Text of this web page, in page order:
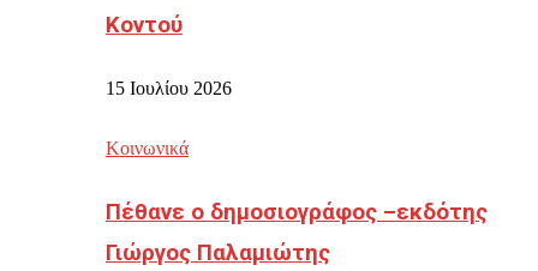
Κοντού
15 Ιουλίου 2026
Κοινωνικά
Πέθανε ο δημοσιογράφος –εκδότης
Γιώργος Παλαμιώτης